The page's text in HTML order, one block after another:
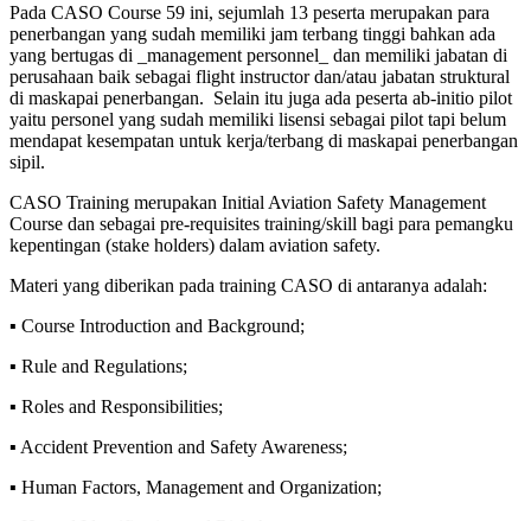
Pada CASO Course 59 ini, sejumlah 13 peserta merupakan para
penerbangan yang sudah memiliki jam terbang tinggi bahkan ada
yang bertugas di _management personnel_ dan memiliki jabatan di
perusahaan baik sebagai flight instructor dan/atau jabatan struktural
di maskapai penerbangan. Selain itu juga ada peserta ab-initio pilot
yaitu personel yang sudah memiliki lisensi sebagai pilot tapi belum
mendapat kesempatan untuk kerja/terbang di maskapai penerbangan
sipil.
CASO Training merupakan Initial Aviation Safety Management
Course dan sebagai pre-requisites training/skill bagi para pemangku
kepentingan (stake holders) dalam aviation safety.
Materi yang diberikan pada training CASO di antaranya adalah:
▪ Course Introduction and Background;
▪ Rule and Regulations;
▪ Roles and Responsibilities;
▪ Accident Prevention and Safety Awareness;
▪ Human Factors, Management and Organization;